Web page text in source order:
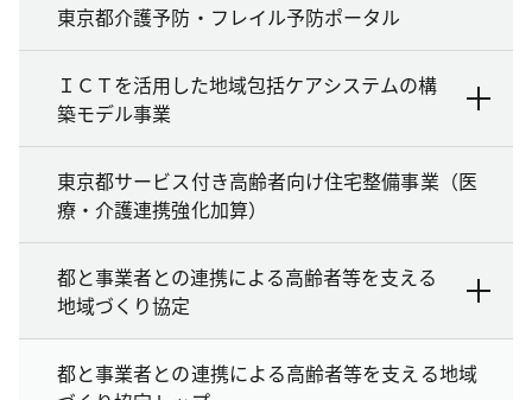
東京都介護予防・フレイル予防ポータル
ＩＣＴを活用した地域包括ケアシステムの構
築モデル事業
東京都サービス付き高齢者向け住宅整備事業（医
療・介護連携強化加算）
都と事業者との連携による高齢者等を支える
地域づくり協定
都と事業者との連携による高齢者等を支える地域